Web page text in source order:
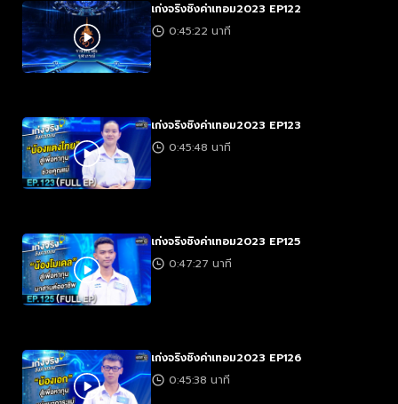
เก่งจริงชิงค่าเทอม2023 EP122
0:45:22 นาที
เก่งจริงชิงค่าเทอม2023 EP123
0:45:48 นาที
เก่งจริงชิงค่าเทอม2023 EP125
0:47:27 นาที
เก่งจริงชิงค่าเทอม2023 EP126
0:45:38 นาที